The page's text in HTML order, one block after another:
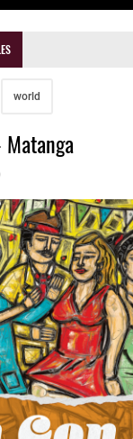
world
Matanga